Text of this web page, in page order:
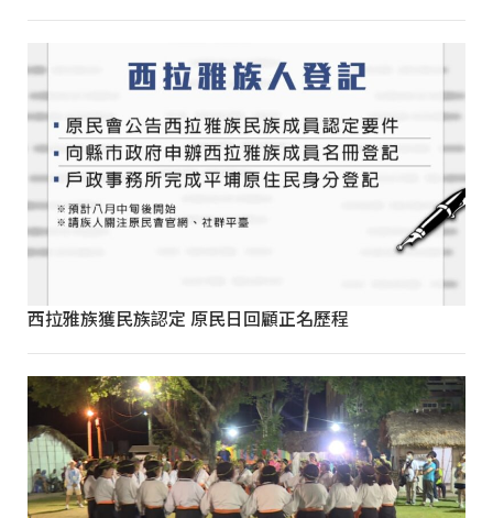
西拉雅族獲民族認定 原民日回顧正名歷程